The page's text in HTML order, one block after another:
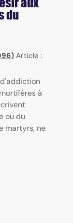
du
Article :
d'addiction
à
ou du
martyrs, ne